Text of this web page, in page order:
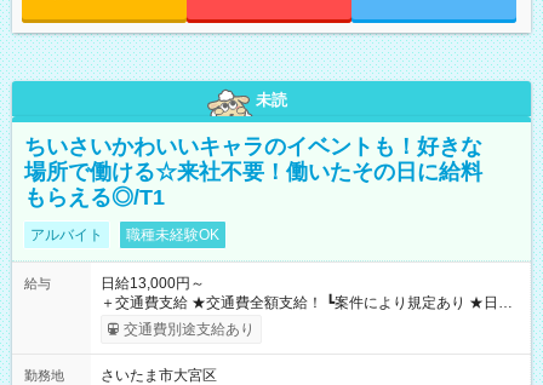
未読
ちいさいかわいいキャラのイベントも！好きな
場所で働ける☆来社不要！働いたその日に給料
もらえる◎/T1
アルバイト 職種未経験OK
給与
日給13,000円～
＋交通費支給 ★交通費全額支給！ ┗案件により規定あり ★日払
いOK！（規定あり） ┗働いたその日に現金GET♪ お仕事後はコ
ンビニATMから 日払い分を引き落とせます！ 【試用期間】試
交通費別途支給あり
勤務地
さいたま市大宮区